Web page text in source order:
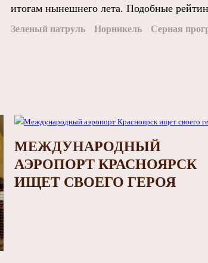
итогам нынешнего лета. Подобные
Зеленый патруль Норникель Серная
МЕЖДУНАРОДНЫЙ
АЭРОПОРТ КРАСНОЯРСК
ИЩЕТ СВОЕГО ГЕРОЯ